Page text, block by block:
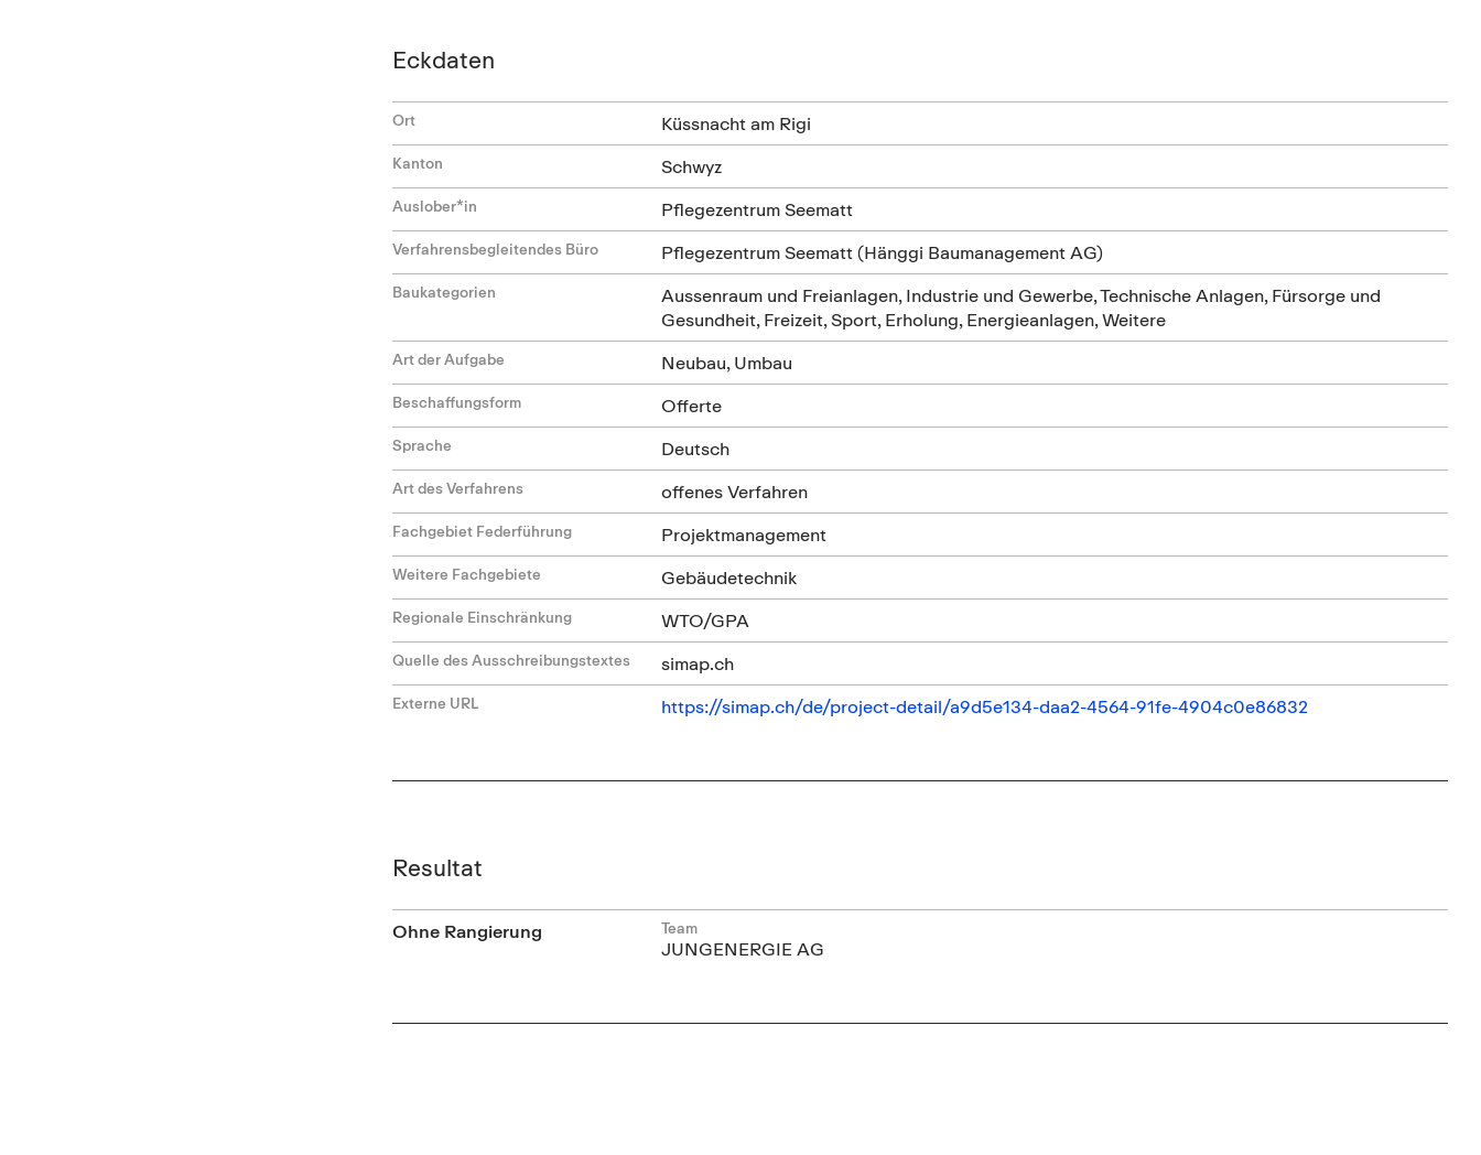
Eckdaten
Ort Küssnacht am Rigi
Kanton Schwyz
Auslober*in Pflegezentrum Seematt
Verfahrensbegleitendes Büro Pflegezentrum Seematt (Hänggi Baumanagement AG)
Baukategorien
Aussenraum und Freianlagen, Industrie und Gewerbe, Technische Anlagen, Fürsorge und
Gesundheit, Freizeit, Sport, Erholung, Energieanlagen, Weitere
Art der Aufgabe Neubau, Umbau
Beschaffungsform Offerte
Sprache Deutsch
Art des Verfahrens offenes Verfahren
Fachgebiet Federführung Projektmanagement
Weitere Fachgebiete Gebäudetechnik
Regionale Einschränkung WTO/GPA
Quelle des Ausschreibungstextes simap.ch
Externe URL https://simap.ch/de/project-detail/a9d5e134-daa2-4564-91fe-4904c0e86832
Resultat
Ohne Rangierung Team
JUNGENERGIE AG